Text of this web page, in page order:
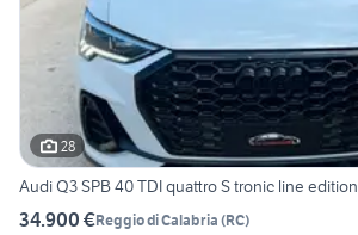
28
Audi Q3 SPB 40 TDI quattro S tronic line edition
34.900 €Reggio di Calabria (RC)